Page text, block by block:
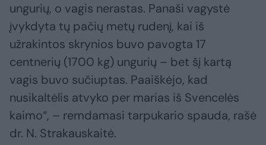
ungurių, o vagis nerastas. Panaši vagystė
įvykdyta tų pačių metų rudenį, kai iš
užrakintos skrynios buvo pavogta 17
centnerių (1700 kg) ungurių – bet šį kartą
vagis buvo sučiuptas. Paaiškėjo, kad
nusikaltėlis atvyko per marias iš Svencelės
kaimo“, – remdamasi tarpukario spauda, rašė
dr. N. Strakauskaitė.